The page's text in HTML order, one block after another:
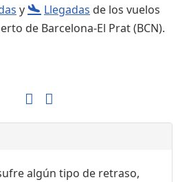
y Llegadas de los vuelos
de Barcelona-El Prat (BCN).
algún tipo de retraso,